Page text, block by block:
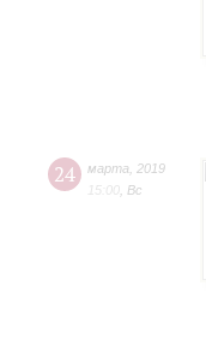
24 марта
2019
15:00 Вс